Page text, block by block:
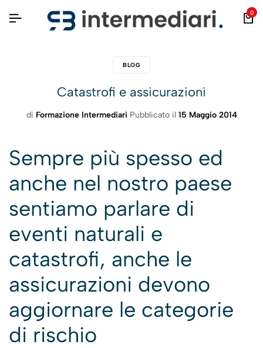
0
BLOG
Catastrofi e assicurazioni
di Formazione Intermediari Pubblicato il 15 Maggio 2014
Sempre più spesso ed
anche nel nostro paese
sentiamo parlare di
eventi naturali e
catastrofi, anche le
assicurazioni devono
aggiornare le categorie
di rischio